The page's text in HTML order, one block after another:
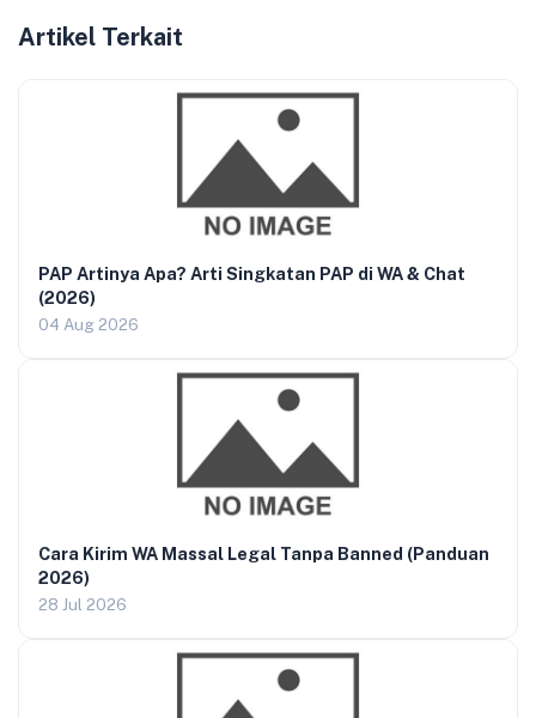
Artikel Terkait
PAP Artinya Apa? Arti Singkatan PAP di WA & Chat
(2026)
04 Aug 2026
Cara Kirim WA Massal Legal Tanpa Banned (Panduan
2026)
28 Jul 2026